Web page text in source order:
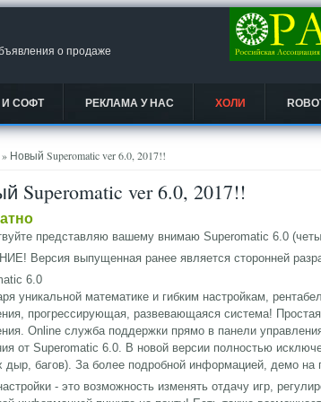
о продаже
СОФТ РЕКЛАМА У НАС ХОЛИ
» Новый Superomatic ver 6.0, 2017!!
Superomatic ver 6.0, 2017!!
представляю вашему внимаю Superomatic 6.0
Версия выпущенная ранее является сторонней
6.0
уникальной математике и гибким настройкам,
прогрессирующая, развевающаяся система!
Online служба поддержки прямо в панели
от Superomatic 6.0. В новой версии полностью
дыр, багов). За более подробной информацией, демо на
- это возможность изменять отдачу игр,